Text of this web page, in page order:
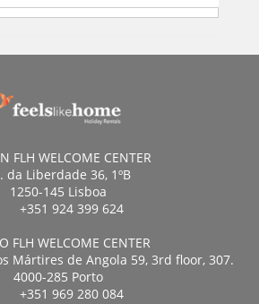
FLH WELCOME CENTER
da Liberdade 36, 1ºB
1250-145 Lisboa
+351 924 399 624
FLH WELCOME CENTER
Mártires de Angola 59, 3rd floor, 307.
4000-285 Porto
+351 969 280 084